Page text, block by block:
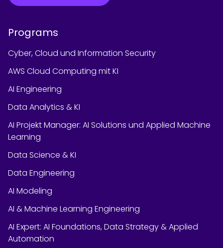
Programs
Cyber, Cloud und Information Security
AWS Cloud Computing mit KI
AI Engineering
Data Analytics & KI
AI Projekt Manager: AI Solutions und Applied Machine
Learning
Data Science & KI
Data Engineering
AI Modeling
AI & Machine Learning Engineering
AI Expert: AI Foundations, Data Strategy & Applied
Automation